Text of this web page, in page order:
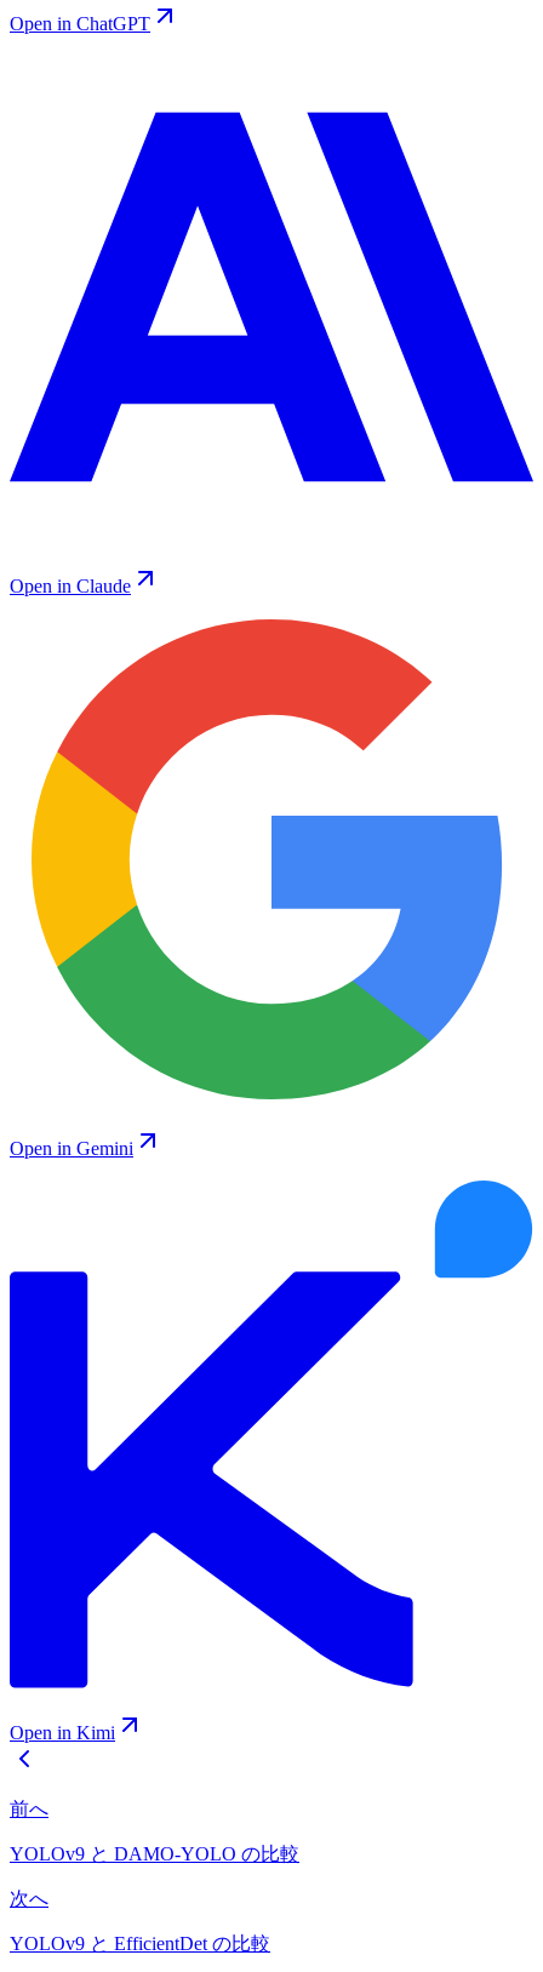
Open in ChatGPT
Open in Claude
Open in Gemini
Open in Kimi
前へ
YOLOv9 と DAMO-YOLO の比較
次へ
YOLOv9 と EfficientDet の比較